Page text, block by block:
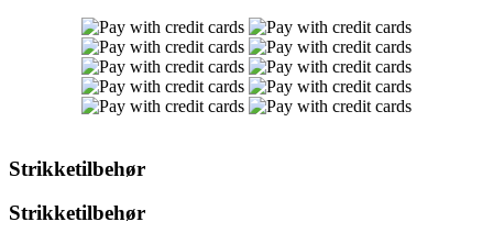
Strikketilbehør
Strikketilbehør